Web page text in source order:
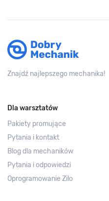
Znajdź najlepszego mechanika!
Dla warsztatów
Pakiety promujące
Pytania i kontakt
Blog dla mechaników
Pytania i odpowiedzi
Oprogramowanie Zilo